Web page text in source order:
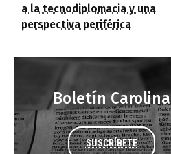
a la tecnodiplomacia y una
perspectiva periférica
Boletín Carolina
SUSCRÍBETE